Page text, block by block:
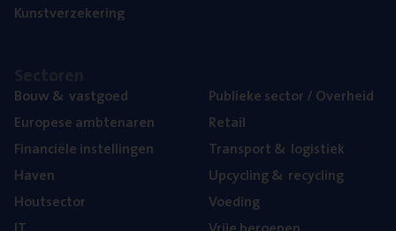
Kunst­ver­ze­ke­ring
Bouw& vastgoed
Euro­pe­se ambtenaren
Finan­ci­ë­le instellingen
Haven
Hout­sec­tor
Publie­ke sec­tor / Overheid
Retail
Trans­port& logistiek
Upcy­cling& recycling
Voe­ding